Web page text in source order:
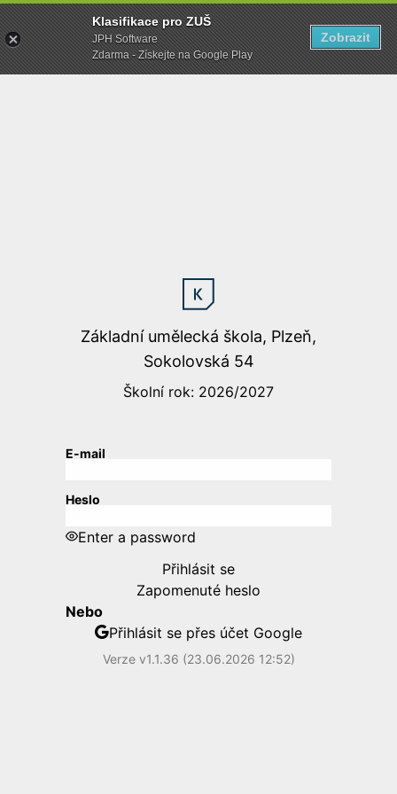
Klasifikace pro ZUŠ
JPH Software
Zdarma - Získejte na Google Play
Zobrazit
Základní umělecká škola, Plzeň,
Sokolovská 54
Školní rok: 2026/2027
E-mail
Heslo
Enter a password
Zapomenuté heslo
Přihlásit se
Nebo
Přihlásit se přes účet Google
Verze v1.1.36 (23.06.2026 12:52)